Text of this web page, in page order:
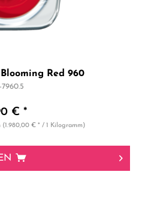
Red 960
7960.5
€ *
(1.980,00 € * / 1 Kilogramm)